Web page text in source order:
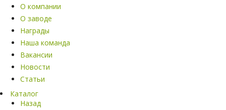
О компании
О заводе
Награды
Наша команда
Вакансии
Новости
Статьи
Каталог
Назад